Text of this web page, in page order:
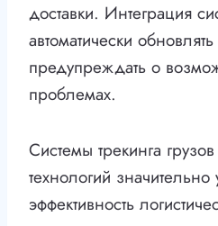
доставки. Интеграция
автоматически
предупреждать о
проблемах.
Системы трекинга
технологий
эффективность